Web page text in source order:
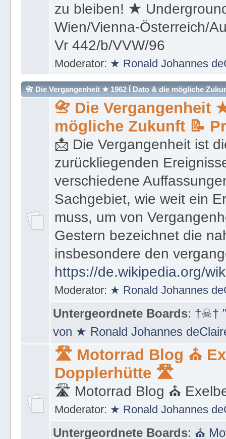
zu bleiben! ★
Wien/Vienna-Österreich/
Vr 442/b/VVW/96
Moderator: ★ Ronald Johannes
📇 Die Vergangenheit ★ 1962 Ï Dato & die mögliche
📇 Die Vergangenheit
mögliche Zukunft 📝
📩 Die Vergangenheit ist
zurückliegenden
verschiedene
Sachgebiet, wie weit ein
muss, um von
Gestern bezeichnet die
insbesondere den
https://de.wikipedia.org/
Moderator: ★ Ronald Johannes
Untergeordnete Boards: †☠†
von ★ Ronald Johannes
🛣 Motorrad Blog ⛪
Dopplerhütte 🛣
🛣 Motorrad Blog ⛪
Moderator: ★ Ronald Johannes
Untergeordnete Boards: ⛪